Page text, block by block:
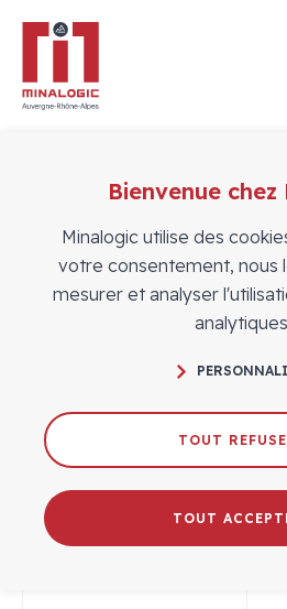
l’intelligence
23/04/
Bienvenue chez
Minalogic utilise des
votre consentement, nous
mesurer et analyser
TOUT
TOUT